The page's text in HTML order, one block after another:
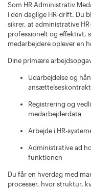
Som HR Administrativ
i den daglige HR-drift. Du
sikrer, at administrative
professionelt og effektivt,
medarbejdere oplever en
Dine primære
Udarbejdelse og
Registrering og
medarbejderdata
Arbejde i HR-
Administrative ad
funktionen
Du får en hverdag med
processer, hvor struktur,